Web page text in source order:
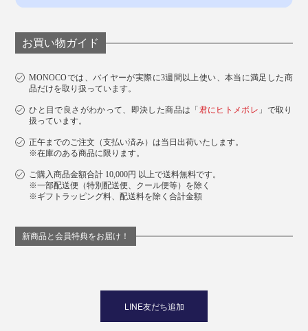
お買い物ガイド
MONOCOでは、バイヤーが実際に3週間以上使い、本当に満足した商
品だけを取り扱っています。
ひと目で良さがわかって、即決した商品は「 君にヒトメボレ 」で取り
扱っています。
正午までのご注文（支払い済み）は当日出荷いたします。
※在庫のある商品に限ります。
ご購入商品金額合計 10,000円 以上で送料無料です。
※一部配送便（特別配送便、クール便等）を除く
※ギフトラッピング料、配送料を除く合計金額
新商品と会員特典をお届け！
LINE友だち追加